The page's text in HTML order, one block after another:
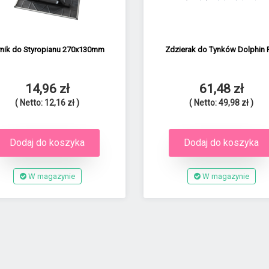
do Styropianu 270x130mm
14,96 zł
( Netto: 12,16 zł )
Dodaj do koszyka
W magazynie
Zdzierak do Tynków Dolphin
61,48 zł
( Netto: 49,98 zł )
Dodaj do koszyka
W magazynie